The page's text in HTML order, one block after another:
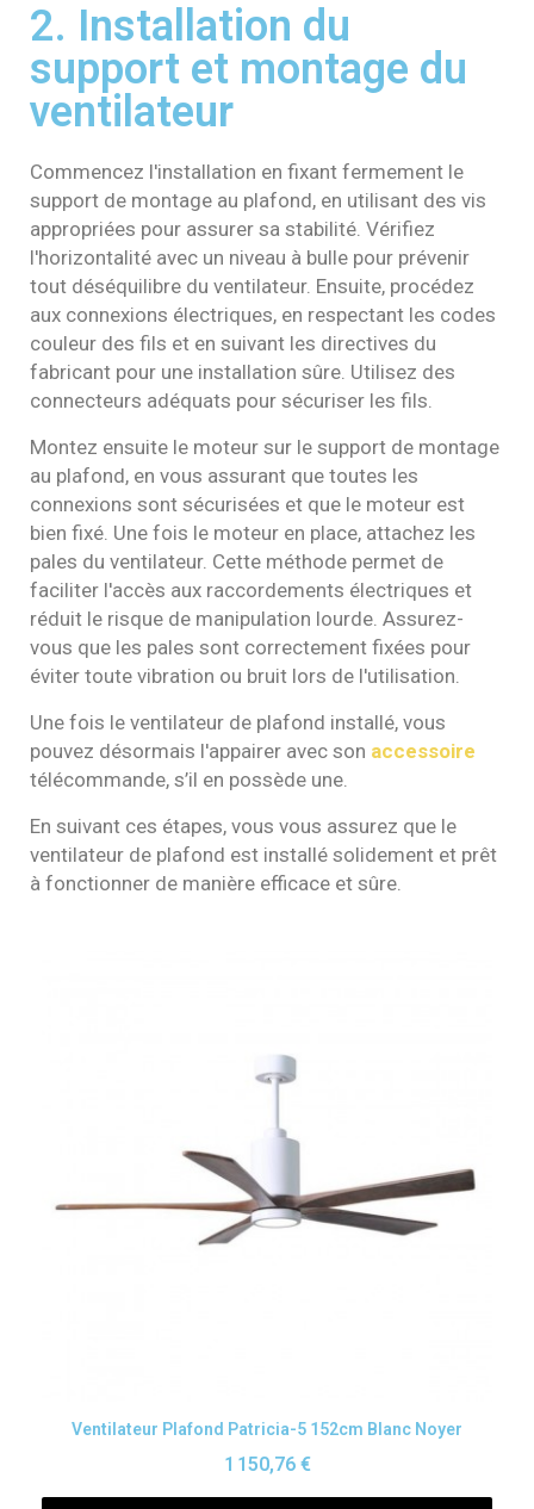
2. Installation du
support et montage du
ventilateur
Commencez l'installation en fixant fermement le
support de montage au plafond, en utilisant des vis
appropriées pour assurer sa stabilité. Vérifiez
l'horizontalité avec un niveau à bulle pour prévenir
tout déséquilibre du ventilateur. Ensuite, procédez
aux connexions électriques, en respectant les codes
couleur des fils et en suivant les directives du
fabricant pour une installation sûre. Utilisez des
connecteurs adéquats pour sécuriser les fils.
Montez ensuite le moteur sur le support de montage
au plafond, en vous assurant que toutes les
connexions sont sécurisées et que le moteur est
bien fixé. Une fois le moteur en place, attachez les
pales du ventilateur. Cette méthode permet de
faciliter l'accès aux raccordements électriques et
réduit le risque de manipulation lourde. Assurez-
vous que les pales sont correctement fixées pour
éviter toute vibration ou bruit lors de l'utilisation.
Une fois le ventilateur de plafond installé, vous
pouvez désormais l'appairer avec son accessoire
télécommande, s’il en possède une.
En suivant ces étapes, vous vous assurez que le
ventilateur de plafond est installé solidement et prêt
à fonctionner de manière efficace et sûre.
Aperçu rapide
Ventilateur Plafond Patricia-5 152cm Blanc Noyer
1 150,76 €